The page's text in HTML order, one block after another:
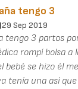
tengo 3
29 Sep 2019
tengo 3 partos
rompí bolsa a
bebé se hizo él
tenía una así